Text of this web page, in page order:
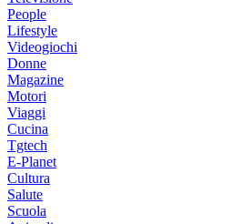
People
Lifestyle
Videogiochi
Donne
Magazine
Motori
Viaggi
Cucina
Tgtech
E-Planet
Cultura
Salute
Scuola